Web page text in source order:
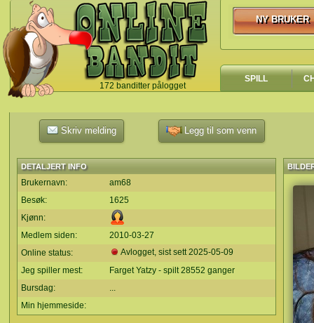
172 banditter pålogget
`
NY BRUKER
NY BRUKER
SPILL
Skriv melding Legg til som venn
DETALJERT INFO
Brukernavn:
am68
Besøk:
1625
Kjønn:
Medlem siden:
2010-03-27
Online status:
Avlogget, sist sett2025-05-09
Jeg spiller mest:
Farget Yatzy - spilt 28552 ganger
Bursdag:
...
Min hjemmeside: